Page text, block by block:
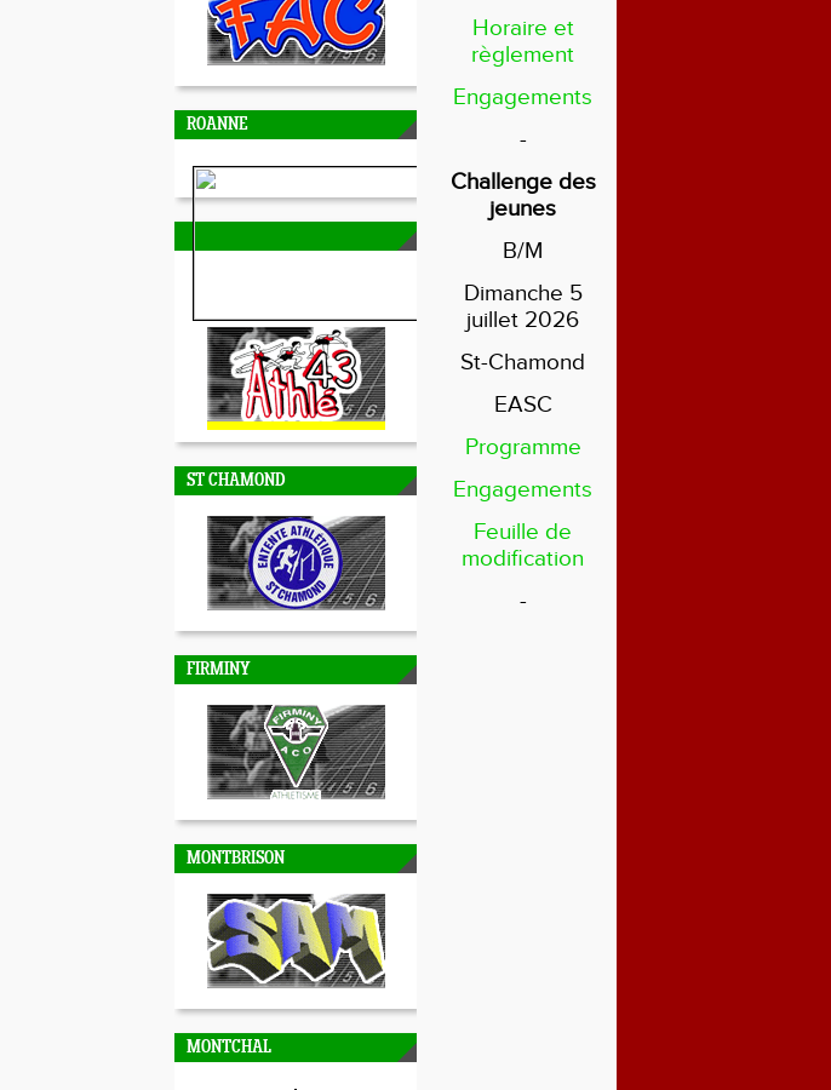
ROANNE
DUNIERES
ST CHAMOND
FIRMINY
MONTBRISON
MONTCHAL
Horaire et
règlement
Engagements
-
Challenge des
jeunes
B/M
Dimanche 5
juillet 2026
St-Chamond
EASC
Programme
Engagements
Feuille de
modification
-